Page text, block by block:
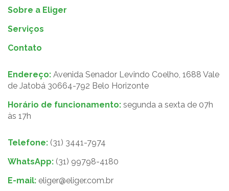
Sobre a Eliger
Serviços
Contato
Endereço: Avenida Senador Levindo Coelho, 1688 Vale
de Jatobá 30664-792 Belo Horizonte
Horário de funcionamento: segunda a sexta de 07h
às 17h
Telefone: (31) 3441-7974
WhatsApp: (31) 99798-4180
E-mail: eliger@eliger.com.br